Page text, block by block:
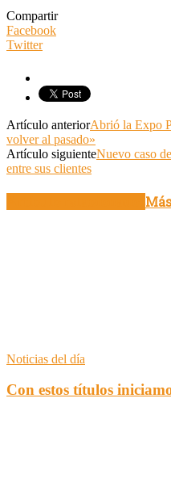
Compartir
Facebook
Twitter
Artículo anteriorAbrió la Expo
volver al pasado»
Artículo siguienteNuevo caso
entre sus clientes
Noticias del día
Con estos títulos